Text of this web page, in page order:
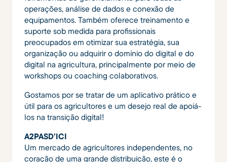
operações, análise de dados e conexão de
equipamentos. Também oferece treinamento e
suporte sob medida para profissionais
preocupados em otimizar sua estratégia, sua
organização ou adquirir o domínio do digital e do
digital na agricultura, principalmente por meio de
workshops ou coaching colaborativos.
Gostamos por se tratar de um aplicativo prático e
útil para os agricultores e um desejo real de apoiá-
los na transição digital!
A2PASD’ICI
Um mercado de agricultores independentes, no
coração de uma grande distribuição, este é o